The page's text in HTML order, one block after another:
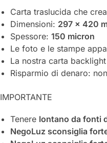
Carta traslucida che
Dimensioni: 297 x 420
Spessore: 150 micron
Le foto e le stampe
La nostra carta
Risparmio di denaro:
IMPORTANTE
Tenere lontano da fonti
NegoLuz sconsiglia